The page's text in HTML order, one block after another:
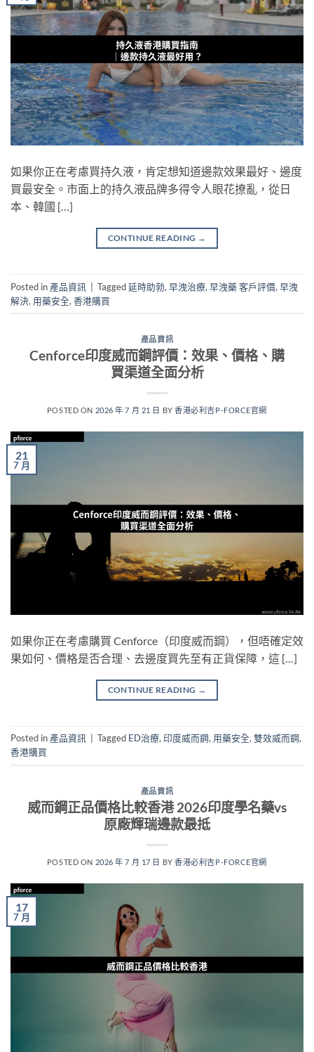
如果你正在考慮買持久液，肯定想知道邊款效果最好、邊度
買最安全。市面上的持久液品牌多得令人眼花撩亂，從日
本、韓國 […]
CONTINUE READING →
Posted in 產品資訊 | Tagged延時助勃, 早洩治療, 早洩藥 客戶評價, 早洩
解決, 用藥安全, 香港購買
產品資訊
Cenforce印度威而鋼評價：效果、價格、購
買渠道全面分析
POSTED ON 2026 年 7 月 21 日 BY香港必利吉P-FORCE官網
21
7 月
如果你正在考慮購買 Cenforce（印度威而鋼），但唔確定效
果如何、價格是否合理、去邊度買先至有正貨保障，這 […]
CONTINUE READING →
Posted in 產品資訊 Tagged ED治療,印度威而鋼, 用藥安全,雙效威而鋼,
香港購買
產品資訊
威而鋼正品價格比較香港 2026印度學名藥vs
原廠輝瑞邊款最抵
POSTED ON 2026 年 7 月 17 日 BY香港必利吉P-FORCE官網
17
7 月